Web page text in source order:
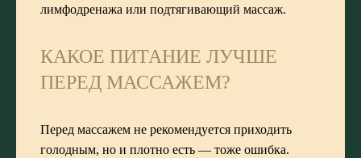
лимфодренажа или подтягивающий массаж.
КАКОЕ ПИТАНИЕ ЛУЧШЕ
ПЕРЕД МАССАЖЕМ?
Перед массажем не рекомендуется приходить
голодным, но и плотно есть — тоже ошибка.